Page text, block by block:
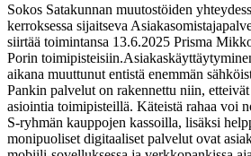
Sokos Satakunnan muutostöiden
kerroksessa sijaitseva
siirtää toimintansa 13.6.2025 Prisma
Porin toimipisteisiin.
aikana muuttunut entistä enemmän
Pankin palvelut on rakennettu niin,
asiointia toimipisteillä. Käteistä rahaa voi
S-ryhmän kauppojen kassoilla, lisäksi
monipuoliset digitaaliset palvelut ovat